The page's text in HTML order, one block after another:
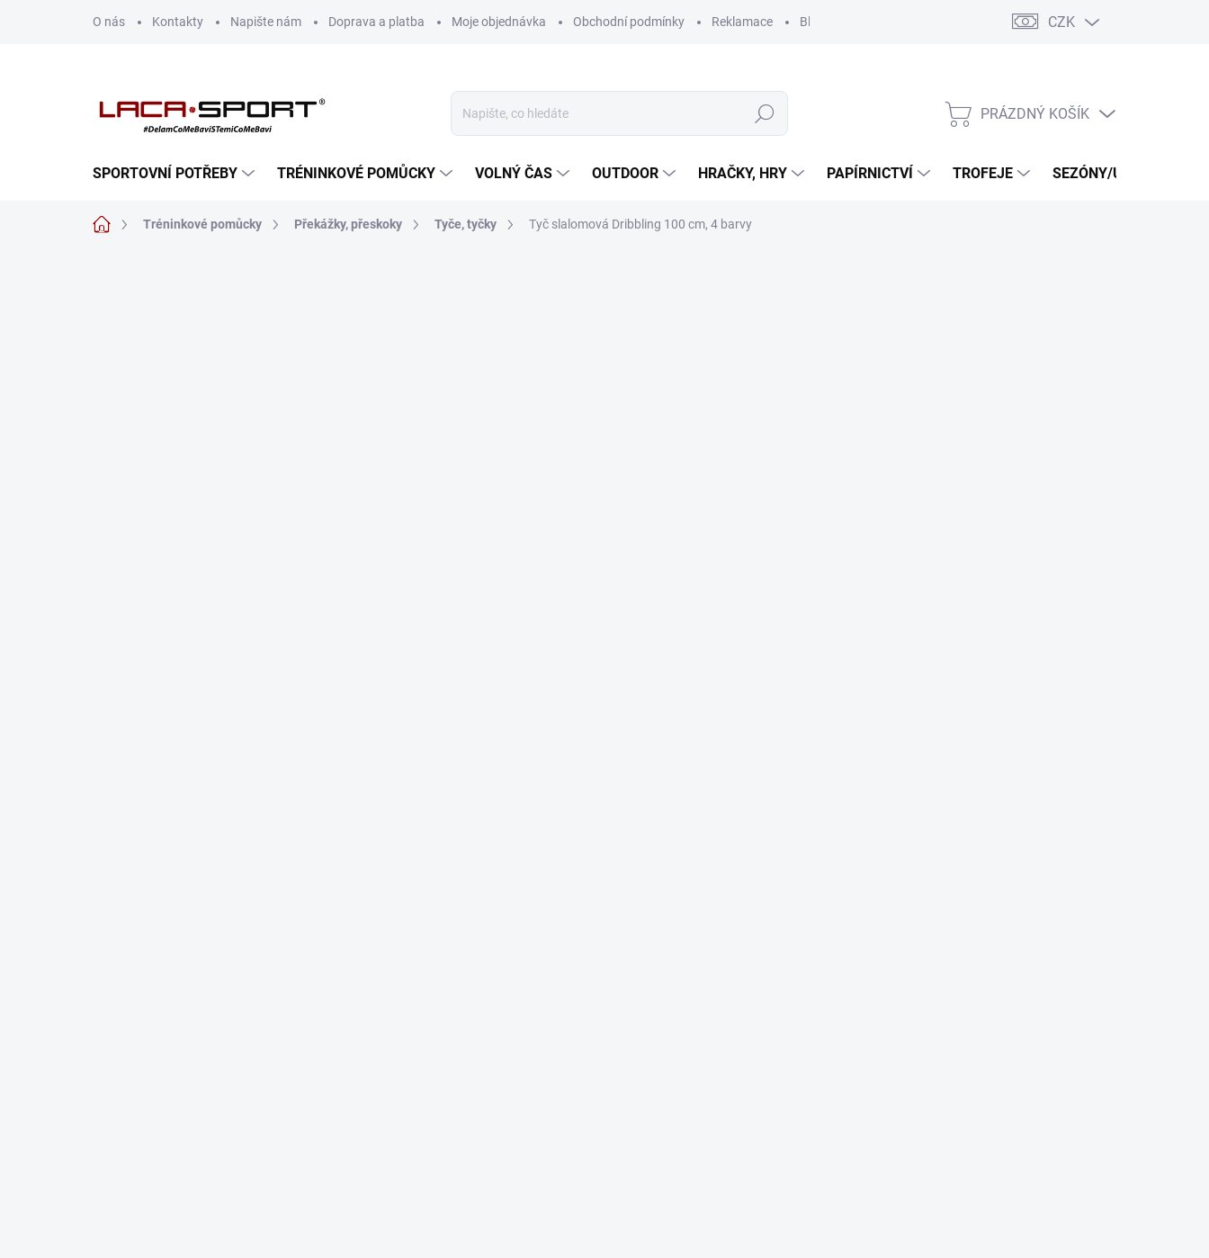
O nás Kontakty Napište nám Doprava a platba Moje objednávka Obchodní podmínky Reklamace Blog CZK
Hledat
NÁKUPNÍ
PRÁZDNÝ KOŠÍK
SPORTOVNÍ POTŘEBY TRÉNINKOVÉ POMŮCKY VOLNÝ ČAS OUTDOOR HRAČKY, HRY PAPÍRNICTVÍ TROFEJE SEZÓNY/UDÁLOSTI
Domů Tréninkové pomůcky Překážky, přeskoky Tyče, tyčky Tyč slalomová Dribbling 100 cm, 4 barvy